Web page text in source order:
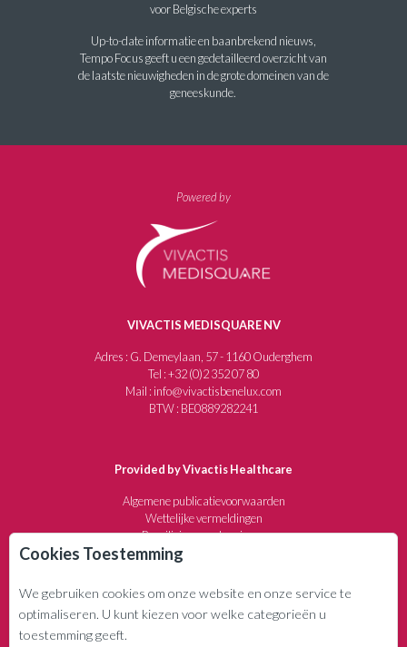
voor Belgische experts
Up-to-date informatie en baanbrekend nieuws,
Tempo Focus geeft u een gedetailleerd overzicht van
de laatste nieuwigheden in de grote domeinen van de
geneeskunde.
Powered by
VIVACTIS MEDISQUARE NV
Adres : G. Demeylaan, 57 - 1160 Ouderghem
Tel : +32 (0)2 352 07 80
Mail : info@vivactisbenelux.com
BTW : BE0889282241
Provided by Vivactis Healthcare
Algemene publicatievoorwaarden
Wettelijke vermeldingen
Beveiliging van de privacy
Annuleringsvoorwaarden
WIE ZIJN WE?
Uitgevers- en communicatiebedrijf sedert 1982
Cookies Toestemming
We gebruiken cookies om onze website en onze service te
optimaliseren. U kunt kiezen voor welke categorieën u
toestemming geeft.